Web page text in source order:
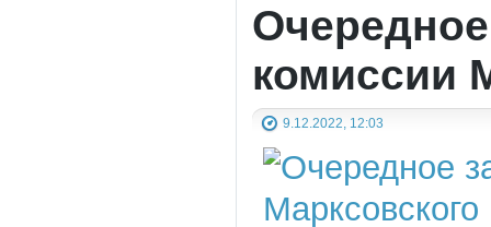
Очередное
комиссии
9.12.2022, 12:03